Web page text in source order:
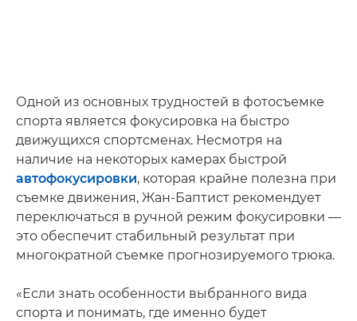
Одной из основных трудностей в фотосъемке
спорта является фокусировка на быстро
движущихся спортсменах. Несмотря на
наличие на некоторых камерах быстрой
автофокусировки, которая крайне полезна при
съемке движения, Жан-Баптист рекомендует
переключаться в ручной режим фокусировки —
это обеспечит стабильный результат при
многократной съемке прогнозируемого трюка.
«Если знать особенности выбранного вида
спорта и понимать, где именно будет